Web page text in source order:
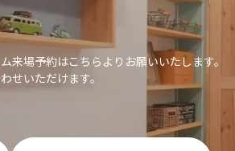
来場予約はこちらよりお願いいたします。
せいただけます。